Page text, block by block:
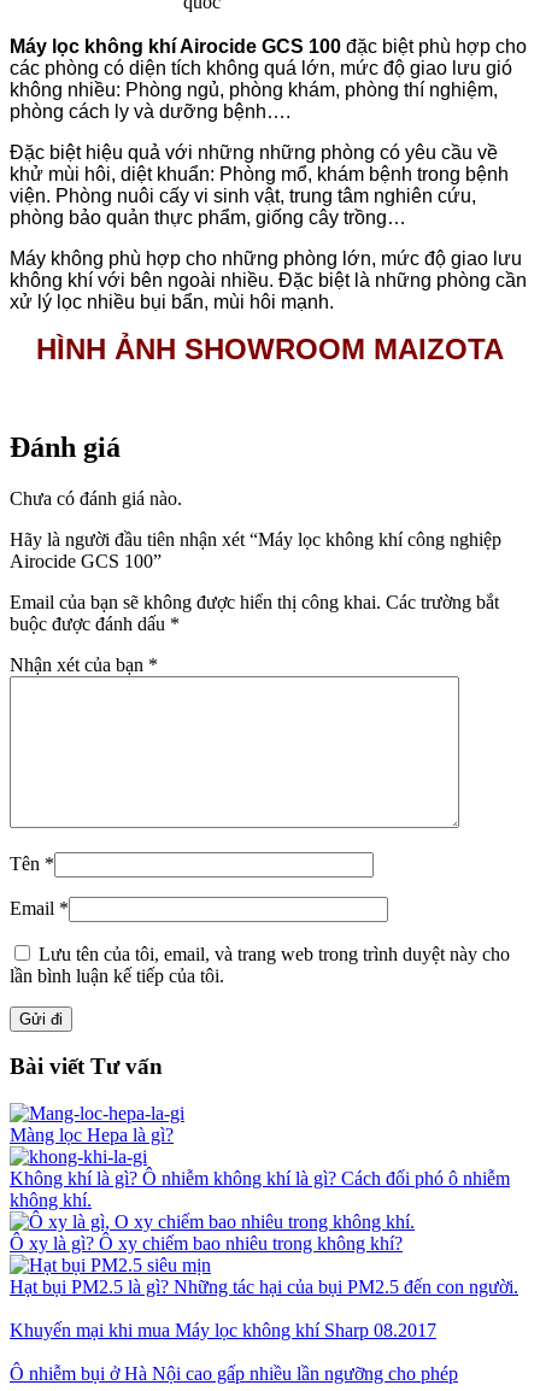
Máy lọc không khí Airocide GCS 100 đặc biệt phù hợp cho
các phòng có diện tích không quá lớn, mức độ giao lưu gió
không nhiều: Phòng ngủ, phòng khám, phòng thí nghiệm,
phòng cách ly và dưỡng bệnh….
Đặc biệt hiệu quả với những những phòng có yêu cầu về
khử mùi hôi, diệt khuẩn: Phòng mổ, khám bệnh trong bệnh
viện. Phòng nuôi cấy vi sinh vật, trung tâm nghiên cứu,
phòng bảo quản thực phẩm, giống cây trồng…
Máy không phù hợp cho những phòng lớn, mức độ giao lưu
không khí với bên ngoài nhiều. Đặc biệt là những phòng cần
xử lý lọc nhiều bụi bẩn, mùi hôi mạnh.
HÌNH ẢNH SHOWROOM MAIZOTA
Đánh giá
Chưa có đánh giá nào.
Hãy là người đầu tiên nhận xét “Máy lọc không khí công nghiệp
Airocide GCS 100”
Email của bạn sẽ không được hiển thị công khai. Các trường bắt
buộc được đánh dấu *
Nhận xét của bạn *
Tên *
Email *
Lưu tên của tôi, email, và trang web trong trình duyệt này cho
lần bình luận kế tiếp của tôi.
Bài viết Tư vấn
Màng lọc Hepa là gì?
Không khí là gì? Ô nhiễm không khí là gì? Cách đối phó ô nhiễm
không khí.
Ô xy là gì? Ô xy chiếm bao nhiêu trong không khí?
Hạt bụi PM2.5 là gì? Những tác hại của bụi PM2.5 đến con người.
Khuyến mại khi mua Máy lọc không khí Sharp 08.2017
Ô nhiễm bụi ở Hà Nội cao gấp nhiều lần ngưỡng cho phép